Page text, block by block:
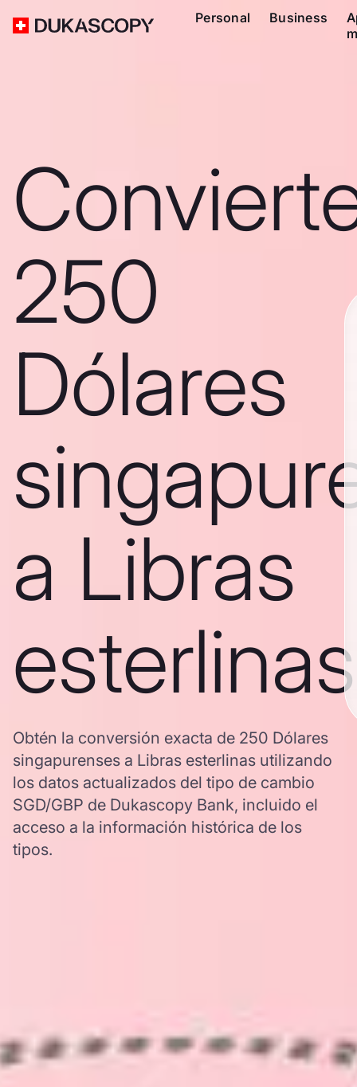
Personal Business
250
Dólares
a Libras
esterlinas
Obtén la conversión exacta de 250 Dólares
singapurenses a Libras esterlinas utilizando
los datos actualizados del tipo de cambio
SGD/GBP de Dukascopy Bank, incluido el
acceso a la información histórica de los
tipos.